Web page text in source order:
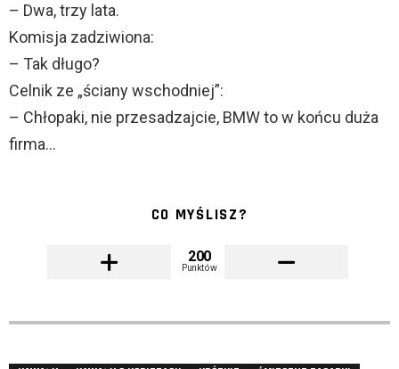
– Dwa, trzy lata.
Komisja zadziwiona:
– Tak długo?
Celnik ze „ściany wschodniej”:
– Chłopaki, nie przesadzajcie, BMW to w końcu duża
firma…
CO MYŚLISZ?
200
Punktów